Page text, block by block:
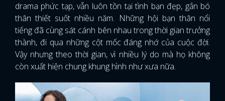
drama phức tạp, vẫn luôn tồn tại tình bạn đẹp, gắn bó
thân thiết suốt nhiều năm. Những hội bạn thân nổi
tiếng đã cùng sát cánh bên nhau trong thời gian trưởng
thành, đi qua những cột mốc đáng nhớ của cuộc đời.
Vậy nhưng theo thời gian, vì nhiều lý do mà họ không
còn xuất hiện chung khung hình như xưa nữa.